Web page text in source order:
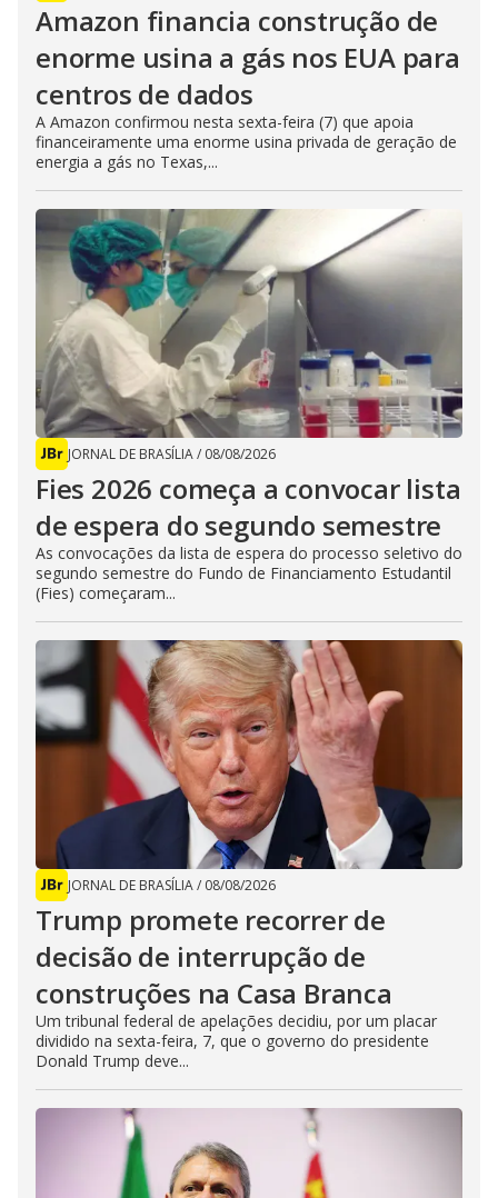
Amazon financia construção de
enorme usina a gás nos EUA para
centros de dados
A Amazon confirmou nesta sexta-feira (7) que apoia
financeiramente uma enorme usina privada de geração de
energia a gás no Texas,...
JORNAL DE BRASÍLIA/ 08/08/2026
Fies 2026 começa a convocar lista
de espera do segundo semestre
As convocações da lista de espera do processo seletivo do
segundo semestre do Fundo de Financiamento Estudantil
(Fies) começaram...
JORNAL DE BRASÍLIA/ 08/08/2026
Trump promete recorrer de
decisão de interrupção de
construções na Casa Branca
Um tribunal federal de apelações decidiu, por um placar
dividido na sexta-feira, 7, que o governo do presidente
Donald Trump deve...